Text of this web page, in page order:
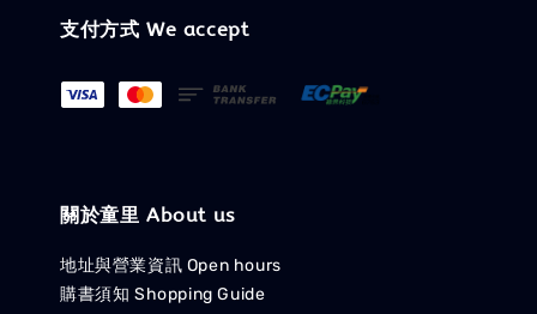
支付方式 We accept
關於童里 About us
地址與營業資訊 Open hours
購書須知 Shopping Guide